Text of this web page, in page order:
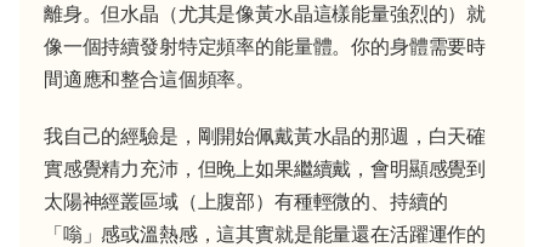
離身。但水晶（尤其是像黃水晶這樣能量強烈的）就
像一個持續發射特定頻率的能量體。你的身體需要時
間適應和整合這個頻率。
我自己的經驗是，剛開始佩戴黃水晶的那週，白天確
實感覺精力充沛，但晚上如果繼續戴，會明顯感覺到
太陽神經叢區域（上腹部）有種輕微的、持續的
「嗡」感或溫熱感，這其實就是能量還在活躍運作的